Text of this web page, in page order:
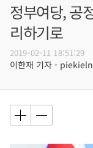
정부여당, 공
리하기로
2019-02-11 18:51:29
이한재 기자 -